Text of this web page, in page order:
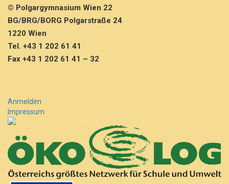
© Polgargymnasium Wien 22
BG/BRG/BORG Polgarstraße 24
1220 Wien
Tel. +43 1 202 61 41
Fax +43 1 202 61 41 – 32
Anmelden
Impressum